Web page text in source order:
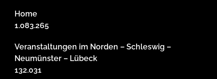
Home
1.083.265
Veranstaltungen im Norden – Schleswig –
Neumünster – Lübeck
132.031